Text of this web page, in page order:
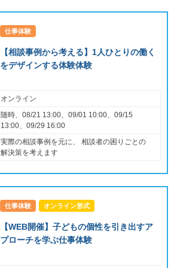
仕事体験
【相談事例から考える】1人ひとりの働く
をデザインする体験体験
オンライン
随時、08/21 13:00、09/01 10:00、09/15
13:00、09/29 16:00
実際の相談事例を元に、 相談者の困りごとの
解決策を考えます
仕事体験 オンライン形式
【WEB開催】子どもの個性を引き出すア
プローチを学ぶ仕事体験